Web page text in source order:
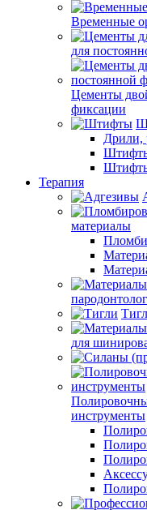
Временные
для
Цементы
фиксации
Дрили,
Терапия
материалы
для
инструменты